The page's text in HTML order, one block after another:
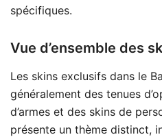
spécifiques.
Vue d’ensemble des
Les skins exclusifs dans le
généralement des tenues
d’armes et des skins de
présente un thème distinct,